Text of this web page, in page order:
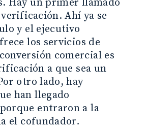
Hay un primer llamado
Ahí ya se
y el ejecutivo
los servicios de
comercial es
a que sea un
otro lado, hay
han llegado
entraron a la
el cofundador.